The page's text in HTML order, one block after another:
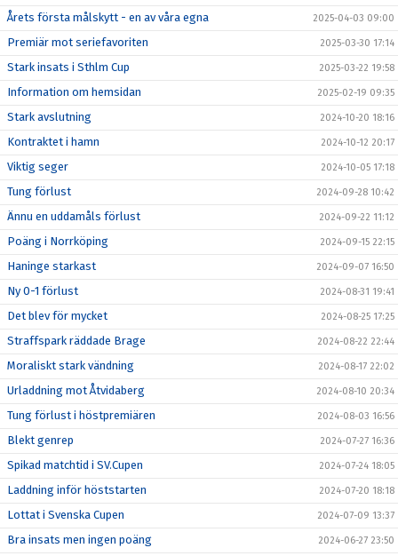
Årets första målskytt - en av våra egna 2025-04-03 09:00
Premiär mot seriefavoriten 2025-03-30 17:14
Stark insats i Sthlm Cup 2025-03-22 19:58
Information om hemsidan 2025-02-19 09:35
Stark avslutning 2024-10-20 18:16
Kontraktet i hamn 2024-10-12 20:17
Viktig seger 2024-10-05 17:18
Tung förlust 2024-09-28 10:42
Ännu en uddamåls förlust 2024-09-22 11:12
Poäng i Norrköping 2024-09-15 22:15
Haninge starkast 2024-09-07 16:50
Ny 0-1 förlust 2024-08-31 19:41
Det blev för mycket 2024-08-25 17:25
Straffspark räddade Brage 2024-08-22 22:44
Moraliskt stark vändning 2024-08-17 22:02
Urladdning mot Åtvidaberg 2024-08-10 20:34
Tung förlust i höstpremiären 2024-08-03 16:56
Blekt genrep 2024-07-27 16:36
Spikad matchtid i SV.Cupen 2024-07-24 18:05
Laddning inför höststarten 2024-07-20 18:18
Lottat i Svenska Cupen 2024-07-09 13:37
Bra insats men ingen poäng 2024-06-27 23:50